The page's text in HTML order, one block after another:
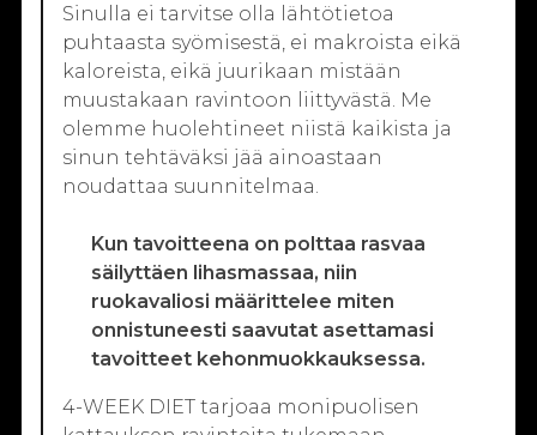
Sinulla ei tarvitse olla lähtötietoa
puhtaasta syömisestä, ei makroista eikä
kaloreista, eikä juurikaan mistään
muustakaan ravintoon liittyvästä. Me
olemme huolehtineet niistä kaikista ja
sinun tehtäväksi jää ainoastaan
noudattaa suunnitelmaa.
Kun tavoitteena on polttaa rasvaa
säilyttäen lihasmassaa, niin
ruokavaliosi määrittelee miten
onnistuneesti saavutat asettamasi
tavoitteet kehonmuokkauksessa.
4-WEEK DIET tarjoaa monipuolisen